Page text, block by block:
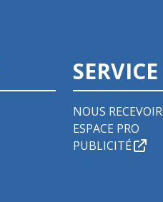
SERVICE
NOUS RECEVOIR
ESPACE PRO
PUBLICITÉ